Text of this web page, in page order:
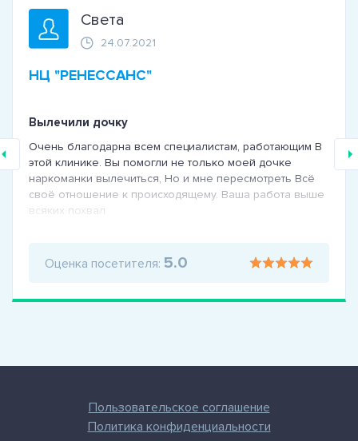
Света
24.07.2021
НЦ "РЕНЕССАНС"
Вылечили дочку
Очень благодарна всем специалистам, работающим В
этой клинике. Вы помогли не только моей дочке
наркоманки вылечиться, Но и мне пересмотреть Всё
своё отношение к происходящему. Ваша работа выше
всяких похвал
Оценка посетителя: 5.0
Пользовательское соглашение
Политика конфиденциальности